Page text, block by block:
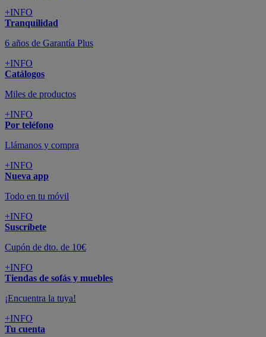
+INFO
Tranquilidad
6 años de Garantía Plus
+INFO
Catálogos
Miles de productos
+INFO
Por teléfono
Llámanos y compra
+INFO
Nueva app
Todo en tu móvil
+INFO
Suscríbete
Cupón de dto. de 10€
+INFO
Tiendas de sofás y muebles
¡Encuentra la tuya!
+INFO
Tu cuenta